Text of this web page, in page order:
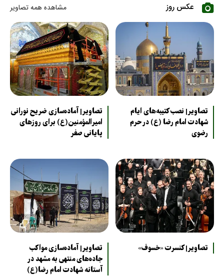
عکس روز مشاهده همه تصاویر
تصاویر| نصب کتیبه‌های ایام
شهادت امام رضا (ع) در حرم
رضوی
تصاویر| آماده‌سازی ضریح نورانی
امیرالمؤمنین(ع) برای روزهای
پایانی صفر
تصاویر| کنسرت «خسوف»
تصاویر| آماده‌سازی مواکب
جاده‌های منتهی به مشهد در
آستانه شهادت امام رضا(ع)